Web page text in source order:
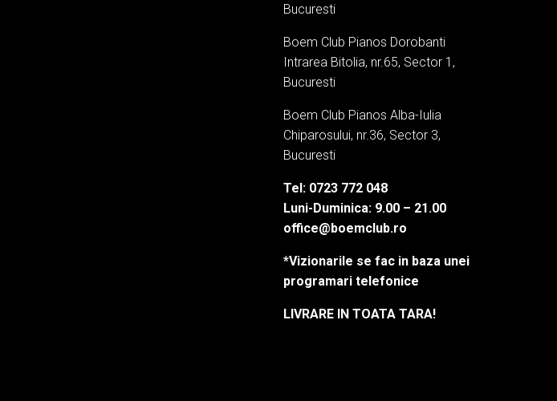
Bucuresti
Boem Club Pianos Dorobanti
Intrarea Bitolia, nr.65, Sector 1,
Bucuresti
Boem Club Pianos Alba-Iulia
Chiparosului, nr.36, Sector 3,
Bucuresti
Tel: 0723 772 048
Luni-Duminica: 9.00 – 21.00
office@boemclub.ro
*Vizionarile se fac in baza unei
programari telefonice
LIVRARE IN TOATA TARA!